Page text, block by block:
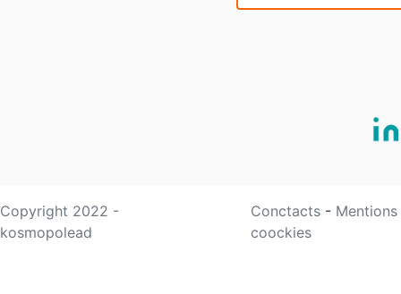
Copyright 2022 -
kosmopolead
Conctacts -
coockies